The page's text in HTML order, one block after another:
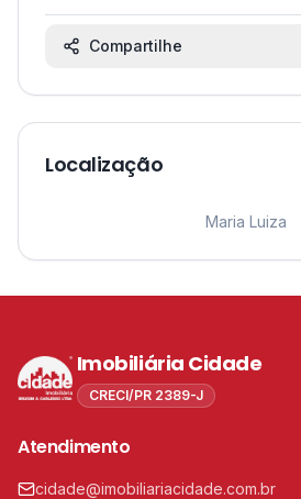
Compartilhe
Localização
Maria Luiza
Imobiliária Cidade
CRECI/PR 2389-J
Atendimento
cidade@imobiliariacidade.com.br